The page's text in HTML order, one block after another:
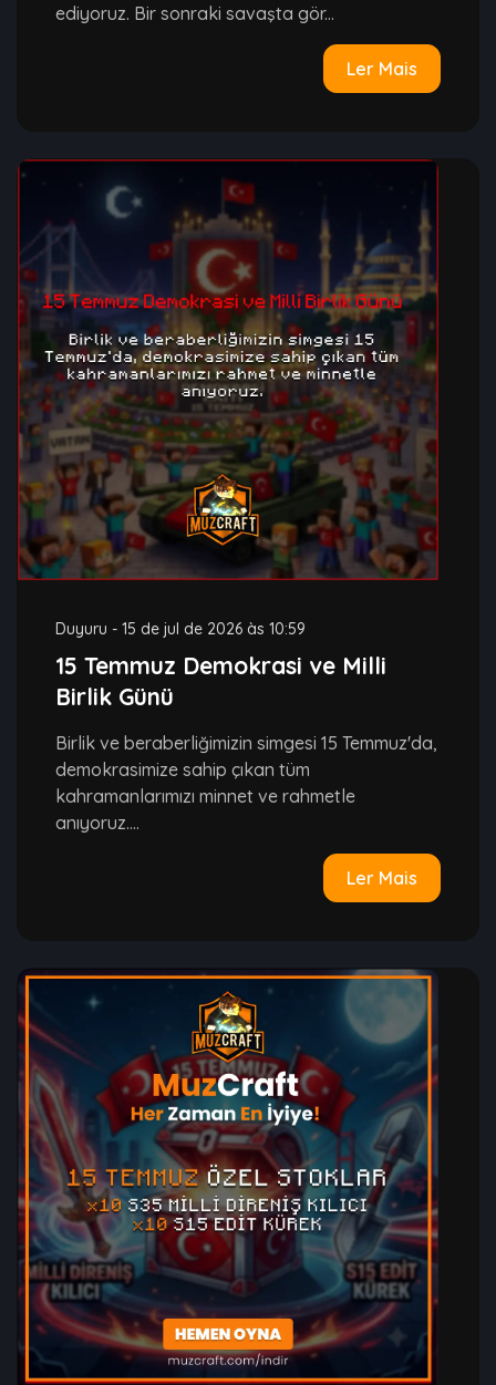
ediyoruz. Bir sonraki savaşta gör...
Ler Mais
Duyuru - 15 de jul de 2026 às 10:59
15 Temmuz Demokrasi ve Milli
Birlik Günü
Birlik ve beraberliğimizin simgesi 15 Temmuz'da,
demokrasimize sahip çıkan tüm
kahramanlarımızı minnet ve rahmetle
anıyoruz....
Ler Mais